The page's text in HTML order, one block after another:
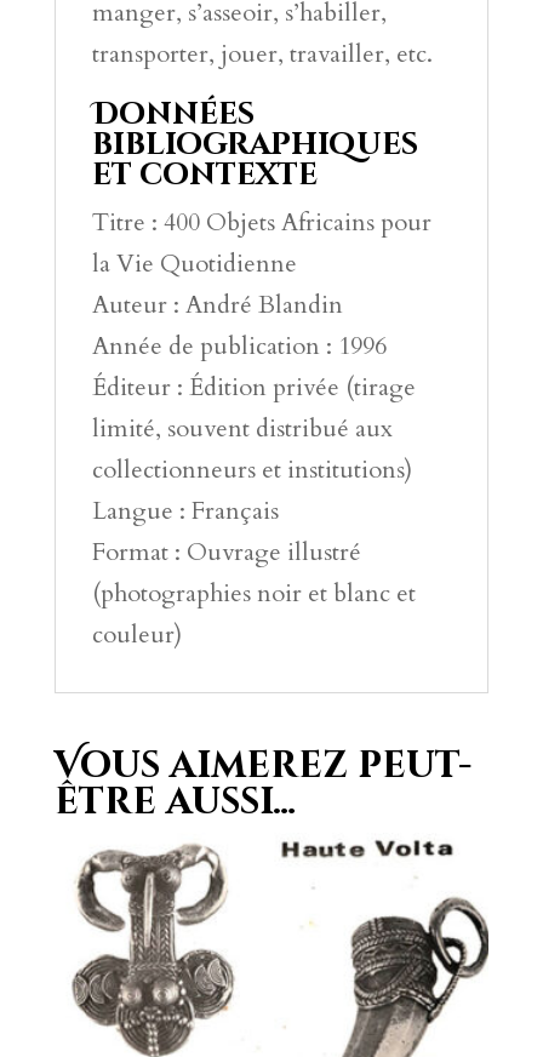
manger, s’asseoir, s’habiller,
transporter, jouer, travailler, etc.
Données
bibliographiques
et contexte
Titre : 400 Objets Africains pour
la Vie Quotidienne
Auteur : André Blandin
Année de publication : 1996
Éditeur : Édition privée (tirage
limité, souvent distribué aux
collectionneurs et institutions)
Langue : Français
Format : Ouvrage illustré
(photographies noir et blanc et
couleur)
Vous aimerez peut-
être aussi…